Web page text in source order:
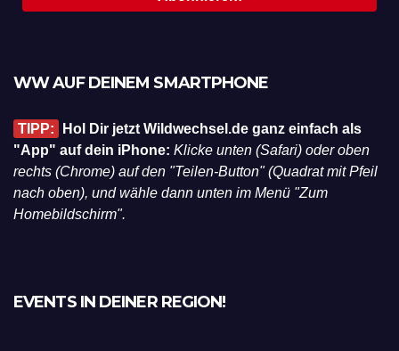
WW AUF DEINEM SMARTPHONE
TIPP:
Hol Dir jetzt Wildwechsel.de ganz einfach als
"App" auf dein iPhone: Klicke unten (Safari) oder oben
rechts (Chrome) auf den "Teilen-Button" (Quadrat mit Pfeil
nach oben), und wähle dann unten im Menü "Zum
Homebildschirm".
EVENTS IN DEINER REGION!